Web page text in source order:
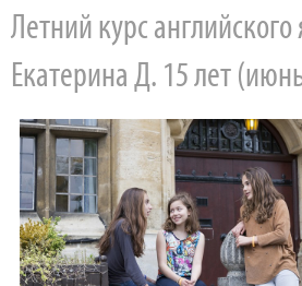
Летний курс
Екатерина Д. 15 лет